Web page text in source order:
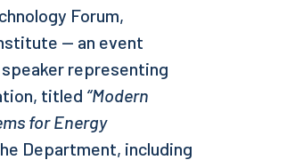
Forum,
— an event
representing
titled “Modern
for Energy
Department, including